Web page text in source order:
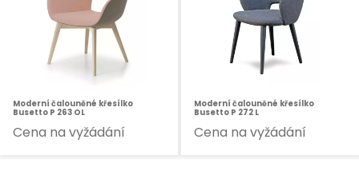
Moderní čalouněné křesílko
Busetto P 263 OL
Cena na vyžádání
Moderní čalouněné křesílko
Busetto P 272 L
Cena na vyžádání